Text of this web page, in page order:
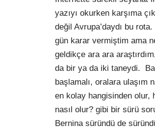
yazıyı okurken karşıma
değil Avrupa’daydı bu
gün karar vermiştim ama
geldikçe ara ara
da bir ya da iki taneydi.
başlamalı, oralara ulaşım
en kolay hangisinden
nasıl olur? gibi bir sürü
Bernina süründü de